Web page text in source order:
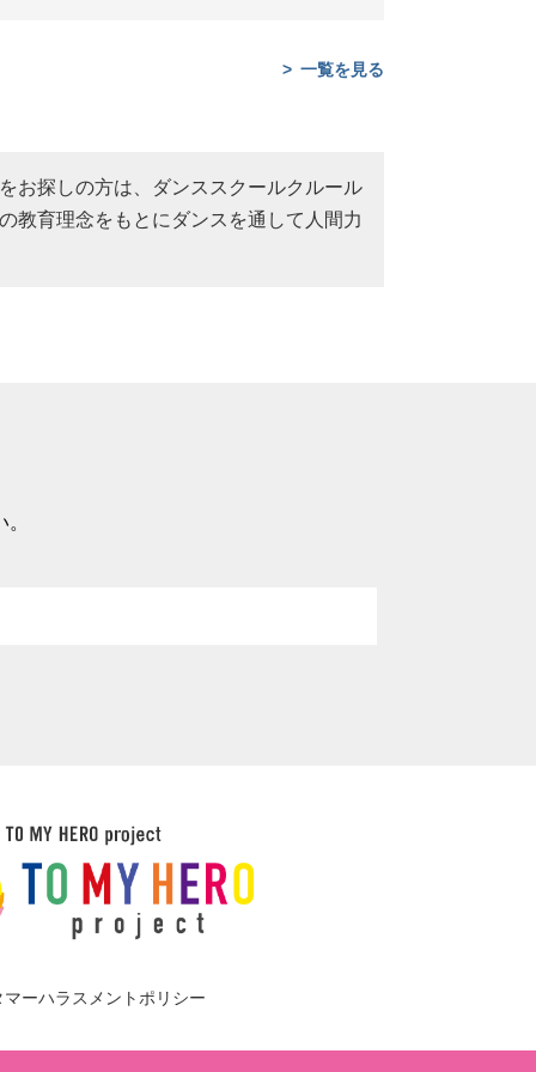
一覧を見る
お探しの方は、ダンススクールクルール
教育理念をもとにダンスを通して人間力
マーハラスメントポリシー